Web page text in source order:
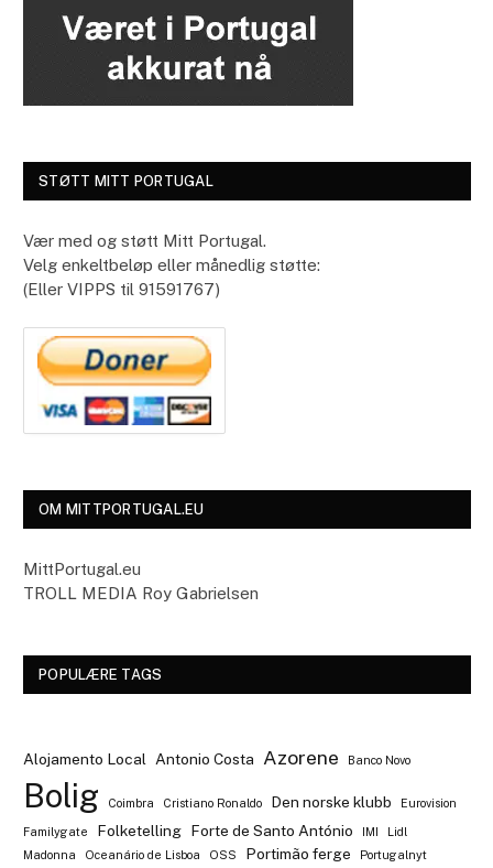
STØTT MITT PORTUGAL
Vær med og støtt Mitt Portugal.
Velg enkeltbeløp eller månedlig støtte:
(Eller VIPPS til 91591767)
OM MITTPORTUGAL.EU
MittPortugal.eu
TROLL MEDIA Roy Gabrielsen
POPULÆRE TAGS
Alojamento Local Antonio Costa Azorene Banco Novo
Bolig Coimbra Cristiano Ronaldo Den norske klubb Eurovision
Familygate Folketelling Forte de Santo António IMI
Lidl
Madonna
Oceanário de Lisboa OSS Portimão ferge Portugalnyt